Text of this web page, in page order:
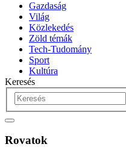
Gazdaság
Világ
Közlekedés
Zöld témák
Tech-Tudomány
Sport
Kultúra
Keresés
Rovatok